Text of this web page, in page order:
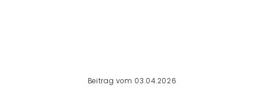
Beitrag vom 03.04.2026